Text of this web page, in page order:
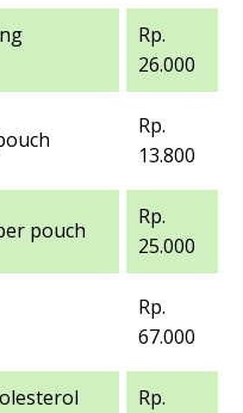
Rp.
26.000
Rp.
13.800
pouch
Rp.
25.000
Rp.
67.000
Rp.